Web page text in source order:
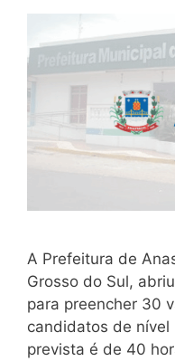
A Prefeitura de
Grosso do Sul,
para preencher 30
candidatos de nível
prevista é de 40